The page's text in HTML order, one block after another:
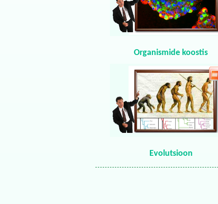
Organismide koostis
Evolutsioon